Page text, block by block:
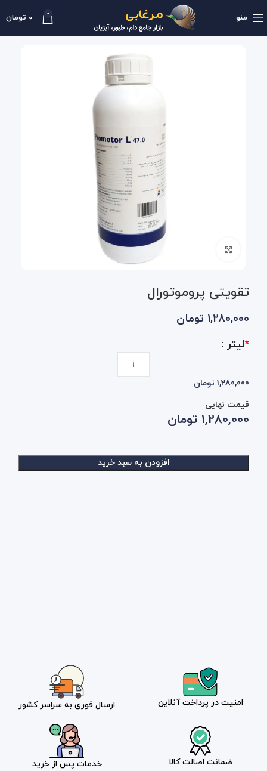
منو 0
0 تومان
تقویتی پروموتورال
1,280,000 تومان
*لیتر :
1,280,000 تومان
قیمت نهایی
1,280,000 تومان
افزودن به سبد خرید
امنیت در پرداخت آنلاین ارسال فوری به سراسر کشور
ضمانت اصالت کالا خدمات پس از خرید